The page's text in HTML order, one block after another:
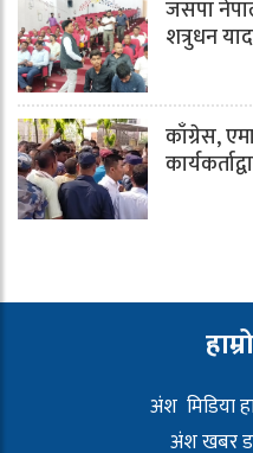
जसपा
शत्रुधन
काँग्रेस,
अंश मिडिया
अंश खबर